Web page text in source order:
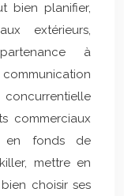
bien planifier,
extérieurs,
à
commerciaux
en fonds de
mettre en
choisir ses